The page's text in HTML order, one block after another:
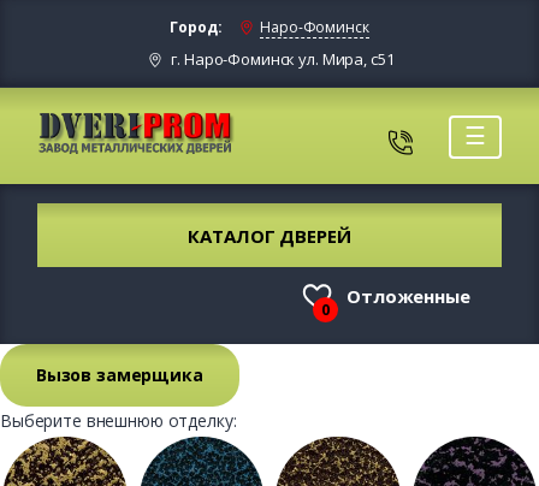
Город: Наро-Фоминск
г. Наро-Фоминск ул. Мира, с51
☰
КАТАЛОГ ДВЕРЕЙ
0
Отложенные
Вызов замерщика
Выберите внешнюю отделку: